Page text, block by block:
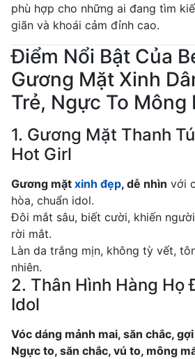
phù hợp cho những ai đang tìm
giãn và khoái cảm đỉnh cao.
Điểm Nổi Bật Của
Gương Mặt Xinh
Trẻ, Ngực To Mông
1. Gương Mặt Thanh
Hot Girl
Gương mặt xinh đẹp, dễ nhìn với
hòa, chuẩn idol.
Đôi mắt sâu, biết cười, khiến
rời mắt.
Làn da trắng mịn, không tỳ vết,
nhiên.
2. Thân Hình Hàng Họ
Idol
Vóc dáng mảnh mai, săn chắc,
Ngực to, săn chắc, vú to, mông